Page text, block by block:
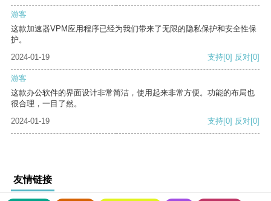
游客
这款加速器VPM应用程序已经为我们带来了无限的隐私保护和安全性保
护。
2024-01-19
支持[0] 反对[0]
游客
这款办公软件的界面设计非常简洁，使用起来非常方便。功能的布局也
很合理，一目了然。
2024-01-19
支持[0] 反对[0]
友情链接